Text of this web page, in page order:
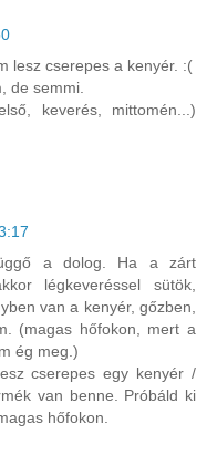
lesz cserepes a kenyér. :(
de semmi.
keverés, mittomén...)
a dolog. Ha a zárt
légkeveréssel sütök,
van a kenyér, gőzben,
(magas hőfokon, mert a
ég meg.)
cserepes egy kenyér /
van benne. Próbáld ki
hőfokon.